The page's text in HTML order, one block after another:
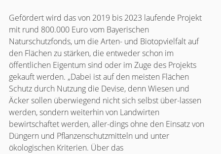
Gefördert wird das von 2019 bis 2023 laufende Projekt
mit rund 800.000 Euro vom Bayerischen
Naturschutzfonds, um die Arten- und Biotopvielfalt auf
den Flächen zu stärken, die entweder schon im
öffentlichen Eigentum sind oder im Zuge des Projekts
gekauft werden. „Dabei ist auf den meisten Flächen
Schutz durch Nutzung die Devise, denn Wiesen und
Äcker sollen überwiegend nicht sich selbst über-lassen
werden, sondern weiterhin von Landwirten
bewirtschaftet werden, aller-dings ohne den Einsatz von
Düngern und Pflanzenschutzmitteln und unter
ökologischen Kriterien. Über das